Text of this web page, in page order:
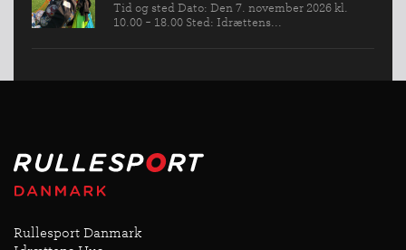
Tid og sted Dato: Den 7. november 2026 kl.
10.00 - 18.00 Sted: Idrættens...
Rullesport Danmark